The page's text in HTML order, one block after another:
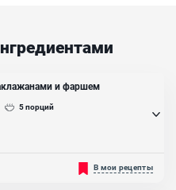
и фаршем
5порций
отлично подойдет
сытное, так как содержит
В мои рецепты